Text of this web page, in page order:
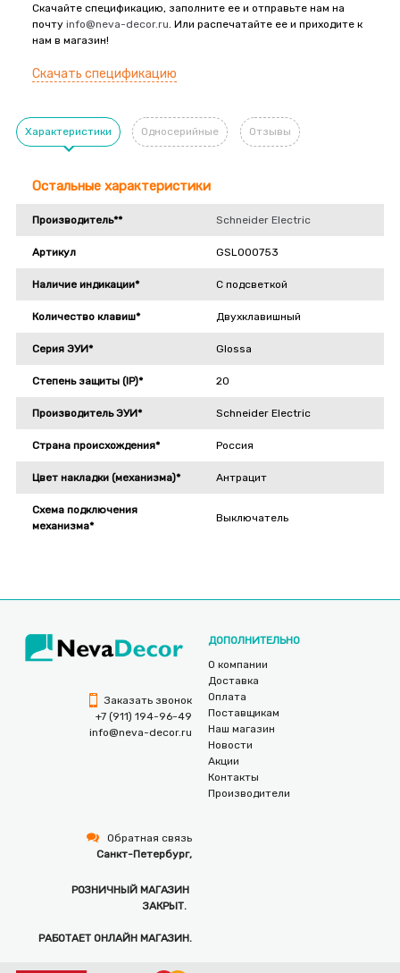
Скачайте спецификацию, заполните ее и отправьте нам на
почту info@neva-decor.ru . Или распечатайте ее и приходите к
нам в магазин!
Скачать спецификацию
Характеристики Односерийные Отзывы
Остальные характеристики
Производитель** Schneider Electric
Артикул GSL000753
Наличие индикации* С подсветкой
Количество клавиш* Двухклавишный
Серия ЭУИ* Glossa
Степень защиты (IP)* 20
Производитель ЭУИ* Schneider Electric
Страна происхождения* Россия
Цвет накладки (механизма)* Антрацит
Схема подключения
механизма*
Выключатель
Заказать звонок
+7 (911) 194-96-49
info@neva-decor.ru
Обратная связь
Санкт-Петербург,
РОЗНИЧНЫЙ МАГАЗИН
ЗАКРЫТ.
РАБОТАЕТ ОНЛАЙН МАГАЗИН.
ДОПОЛНИТЕЛЬНО
О компании
Доставка
Оплата
Поставщикам
Наш магазин
Новости
Акции
Контакты
Производители